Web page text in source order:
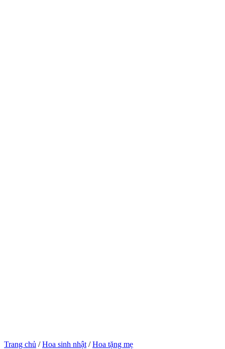
Trang chủ / Hoa sinh nhật / Hoa tặng mẹ